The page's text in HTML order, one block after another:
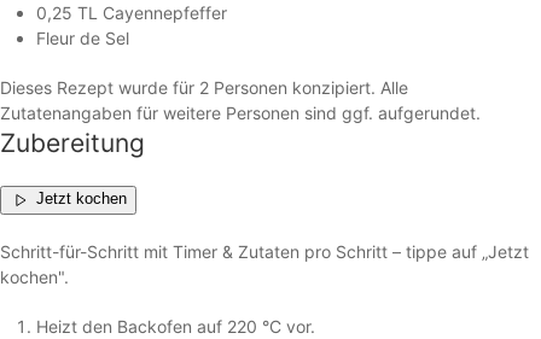
0,25 TL Cayennepfeffer
Fleur de Sel
Dieses Rezept wurde für 2 Personen konzipiert. Alle
Zutatenangaben für weitere Personen sind ggf. aufgerundet.
Zubereitung
Jetzt kochen
Schritt-für-Schritt mit Timer & Zutaten pro Schritt – tippe auf „Jetzt
kochen".
Heizt den Backofen auf 220 °C vor.